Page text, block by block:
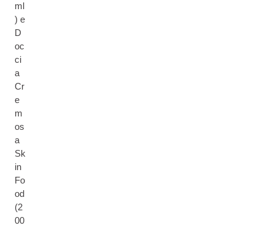
ml
) e
D
oc
ci
a
Cr
e
m
os
a
Sk
in
Fo
od
(2
00